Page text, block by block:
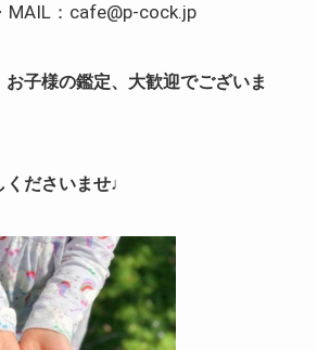
：cafe@p-cock.jp
子様の鑑定、大歓迎でございま
ださいませ♩